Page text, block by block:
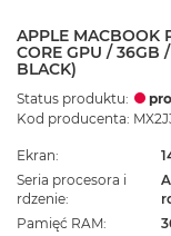
APPLE MACBOOK
CORE GPU / 36GB
BLACK)
Status produktu:
Kod producenta:
Ekran
Seria procesora i
rdzenie
Pamięć RAM